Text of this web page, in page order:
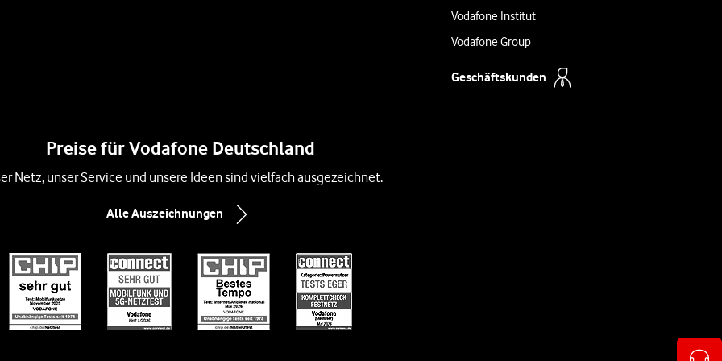
Vodafone Institut
Vodafone Group
Geschäftskunden
Preise für Vodafone Deutschland
Netz, unser Service und unsere Ideen sind vielfach ausgezeichnet.
Alle Auszeichnungen